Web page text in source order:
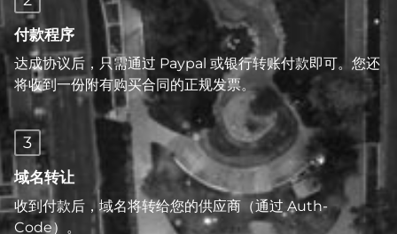
付款程序
达成协议后，只需通过 Paypal 或银行转账付款即可。您还
将收到一份附有购买合同的正规发票。
3
域名转让
收到付款后，域名将转给您的供应商（通过 Auth-
Code）。